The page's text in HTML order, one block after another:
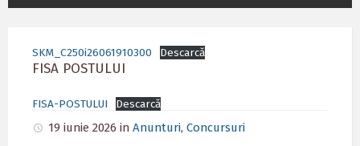
SKM_C250i26061910300 Descarcă
FISA POSTULUI
FISA-POSTULUI Descarcă
19 iunie 2026 in Anunturi, Concursuri